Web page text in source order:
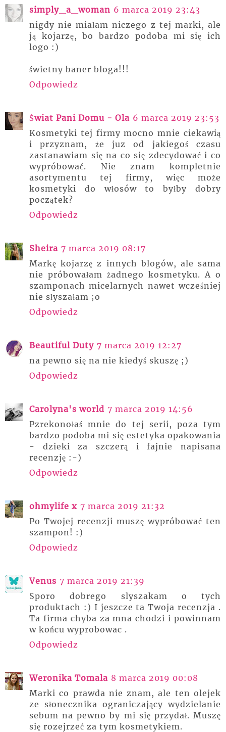
simply_a_woman 6 marca 2019 23:43
nigdy nie miałam niczego z tej marki, ale
ją kojarzę, bo bardzo podoba mi się ich
logo :)
świetny baner bloga!!!
Odpowiedz
Świat Pani Domu - Ola 6 marca 2019 23:53
Kosmetyki tej firmy mocno mnie ciekawią
i przyznam, że juz od jakiegoś czasu
zastanawiam się na co się zdecydować i co
wypróbować. Nie znam kompletnie
asortymentu tej firmy, więc może
kosmetyki do włosów to byłby dobry
początek?
Odpowiedz
Sheira 7 marca 2019 08:17
Markę kojarzę z innych blogów, ale sama
nie próbowałam żadnego kosmetyku. A o
szamponach micelarnych nawet wcześniej
nie słyszałam ;o
Odpowiedz
Beautiful Duty 7 marca 2019 12:27
na pewno się na nie kiedyś skuszę ;)
Odpowiedz
Carolyna's world 7 marca 2019 14:56
Pzrekonołaś mnie do tej serii, poza tym
bardzo podoba mi się estetyka opakowania
- dzieki za szczerą i fajnie napisana
recenzję :-)
Odpowiedz
ohmylife x 7 marca 2019 21:32
Po Twojej recenzji muszę wypróbować ten
szampon! :)
Odpowiedz
Venus 7 marca 2019 21:39
Sporo dobrego slyszakam o tych
produktach :) I jeszcze ta Twoja recenzja .
Ta firma chyba za mna chodzi i powinnam
w końcu wyprobowac .
Odpowiedz
Weronika Tomala 8 marca 2019 00:08
Marki co prawda nie znam, ale ten olejek
ze słonecznika ograniczający wydzielanie
sebum na pewno by mi się przydał. Muszę
się rozejrzeć za tym kosmetykiem.